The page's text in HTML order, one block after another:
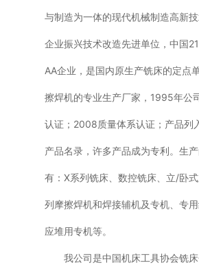
与制造为一体的现代机械制造高新
企业振兴技术改造先进单位，中国
AA企业，是国内原生产铣床的定点
擦焊机的专业生产厂家，1995年公
认证；2008质量体系认证；产品列
产品名录，许多产品成为专利。生
有：X系列铣床、数控铣床、立/卧
列摩擦焊机和焊接辅机及专机、专
应堆用专机等。
我公司是中国机床工具协会铣床